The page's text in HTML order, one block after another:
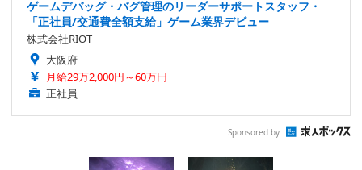
ゲームデバッグ・バグ管理のリーダーサポートスタッフ・
「正社員/交通費全額支給」ゲーム業界デビュー
株式会社RIOT
大阪府
月給29万2,000円～60万円
正社員
Sponsored by